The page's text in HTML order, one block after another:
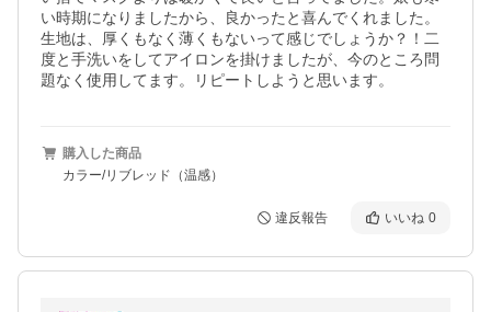
い時期になりましたから、良かったと喜んでくれました。
生地は、厚くもなく薄くもないって感じでしょうか？！二
度と手洗いをしてアイロンを掛けましたが、今のところ問
題なく使用してます。リピートしようと思います。
購入した商品
カラー/リブレッド（温感）
違反報告 いいね 0